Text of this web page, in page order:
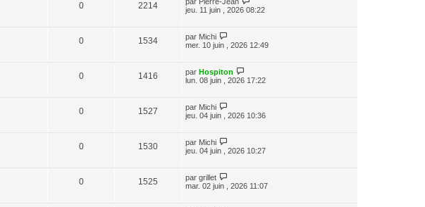
0 2214
jeu. 11 juin , 2026 08:22
0 1534 par Michi
mer. 10 juin , 2026 12:49
0 1416 par Hospiton
lun. 08 juin , 2026 17:22
0 1527 par Michi
jeu. 04 juin , 2026 10:36
0 1530 par Michi
jeu. 04 juin , 2026 10:27
0 1525 par grillet
mar. 02 juin , 2026 11:07